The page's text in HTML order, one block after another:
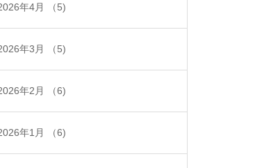
年4月 （5)
年3月 （5)
年2月 （6)
年1月 （6)